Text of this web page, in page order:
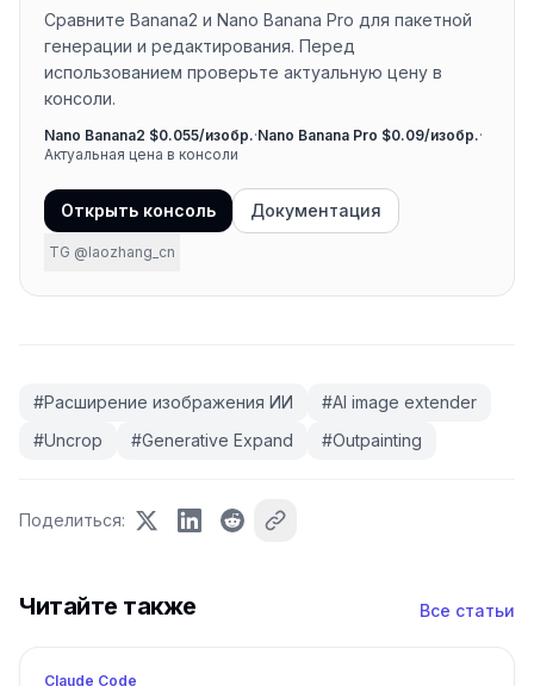
Сравните Banana2 и Nano Banana Pro для пакетной
генерации и редактирования. Перед
использованием проверьте актуальную цену в
консоли.
Nano Banana2 $0.055/изобр.·Nano Banana Pro $0.09/изобр.·
Актуальная цена в консоли
Открыть консоль Документация
TG @laozhang_cn
#Расширение изображения ИИ #AI image extender
#Uncrop #Generative Expand #Outpainting
Поделиться:
Читайте также Все статьи
Claude Code